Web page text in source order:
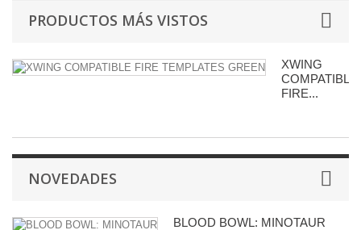
PRODUCTOS MÁS VISTOS
XWING
COMPATIBLE
FIRE...
NOVEDADES
BLOOD BOWL: MINOTAUR